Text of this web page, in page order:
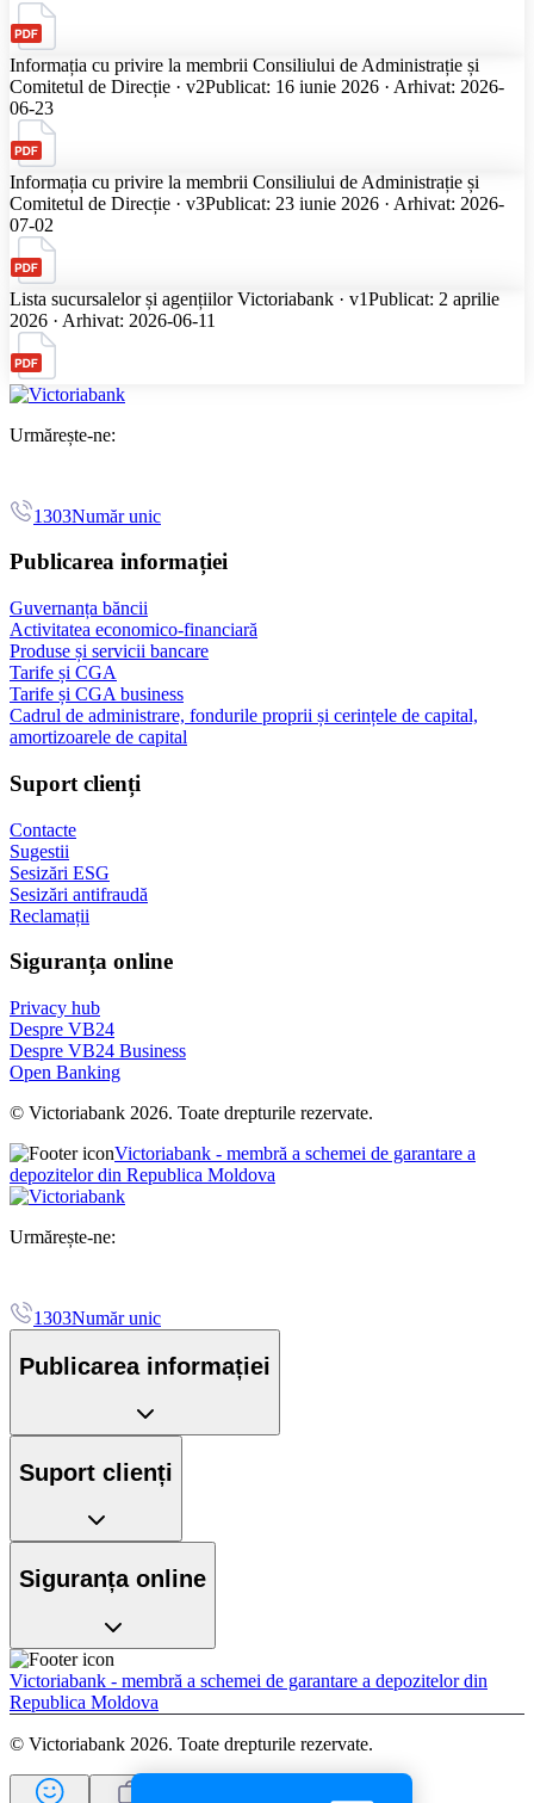
Informația cu privire la membrii Consiliului de Administrație și
Comitetul de Direcție · v2Publicat: 16 iunie 2026 · Arhivat: 2026-
06-23
Informația cu privire la membrii Consiliului de Administrație și
Comitetul de Direcție · v3Publicat: 23 iunie 2026 · Arhivat: 2026-
07-02
Lista sucursalelor și agențiilor Victoriabank · v1Publicat: 2 aprilie
2026 · Arhivat: 2026-06-11
Urmărește-ne:
1303Număr unic
Publicarea informației
Guvernanța băncii
Activitatea economico-financiară
Produse și servicii bancare
Tarife și CGA
Tarife și CGA business
Cadrul de administrare, fondurile proprii și cerințele de capital,
amortizoarele de capital
Suport clienți
Contacte
Sugestii
Sesizări ESG
Sesizări antifraudă
Reclamații
Siguranța online
Privacy hub
Despre VB24
Despre VB24 Business
Open Banking
© Victoriabank 2026. Toate drepturile rezervate.
Victoriabank - membră a schemei de garantare a
depozitelor din Republica Moldova
Urmărește-ne:
1303Număr unic
Publicarea informației
Suport clienți
Siguranța online
Victoriabank - membră a schemei de garantare a depozitelor din
Republica Moldova
© Victoriabank 2026. Toate drepturile rezervate.